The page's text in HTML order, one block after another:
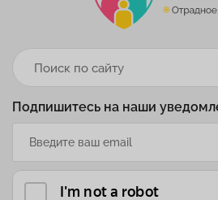
Подпишитесь на наши